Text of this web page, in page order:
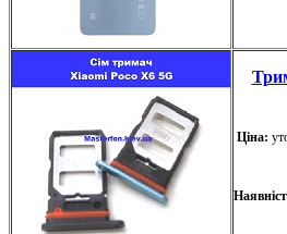
Ціна: